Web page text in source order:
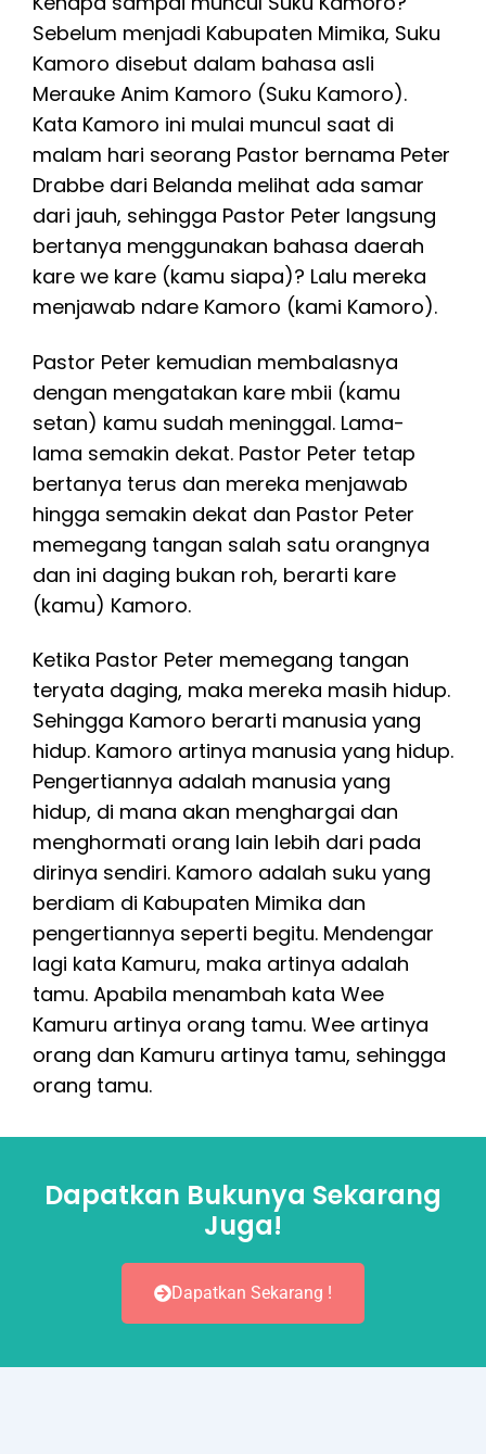
Sebelum menjadi Kabupaten Mimika, Suku
Kamoro disebut dalam bahasa asli
Merauke Anim Kamoro (Suku Kamoro).
Kata Kamoro ini mulai muncul saat di
malam hari seorang Pastor bernama Peter
Drabbe dari Belanda melihat ada samar
dari jauh, sehingga Pastor Peter langsung
bertanya menggunakan bahasa daerah
kare we kare (kamu siapa)? Lalu mereka
menjawab ndare Kamoro (kami Kamoro).
Pastor Peter kemudian membalasnya
dengan mengatakan kare mbii (kamu
setan) kamu sudah meninggal. Lama-
lama semakin dekat. Pastor Peter tetap
bertanya terus dan mereka menjawab
hingga semakin dekat dan Pastor Peter
memegang tangan salah satu orangnya
dan ini daging bukan roh, berarti kare
(kamu) Kamoro.
Ketika Pastor Peter memegang tangan
teryata daging, maka mereka masih hidup.
Sehingga Kamoro berarti manusia yang
hidup. Kamoro artinya manusia yang hidup.
Pengertiannya adalah manusia yang
hidup, di mana akan menghargai dan
menghormati orang lain lebih dari pada
dirinya sendiri. Kamoro adalah suku yang
berdiam di Kabupaten Mimika dan
pengertiannya seperti begitu. Mendengar
lagi kata Kamuru, maka artinya adalah
tamu. Apabila menambah kata Wee
Kamuru artinya orang tamu. Wee artinya
orang dan Kamuru artinya tamu, sehingga
orang tamu.
Dapatkan Bukunya Sekarang
Juga!
Dapatkan Sekarang !